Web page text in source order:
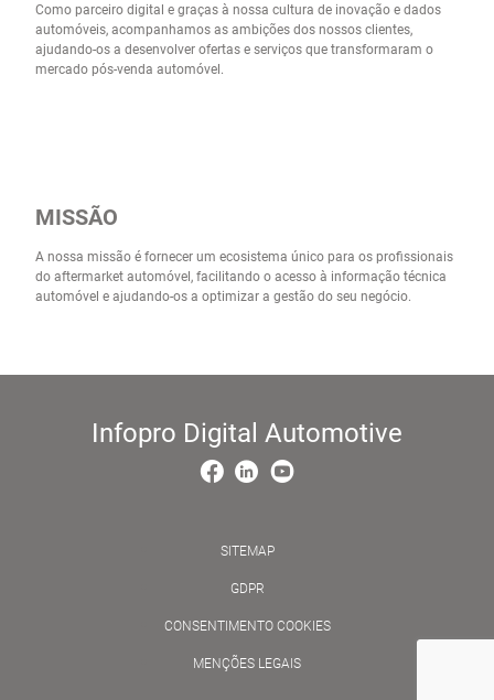
Como parceiro digital e graças à nossa cultura de inovação e dados
automóveis, acompanhamos as ambições dos nossos clientes,
ajudando-os a desenvolver ofertas e serviços que transformaram o
mercado pós-venda automóvel.
MISSÃO
A nossa missão é fornecer um ecosistema único para os profissionais
do aftermarket automóvel, facilitando o acesso à informação técnica
automóvel e ajudando-os a optimizar a gestão do seu negócio.
Infopro Digital Automotive
facebooklinkedinyoutube
SITEMAP
GDPR
CONSENTIMENTO COOKIES
MENÇÕES LEGAIS